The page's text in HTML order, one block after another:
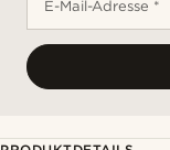
E-Mail-Adresse *